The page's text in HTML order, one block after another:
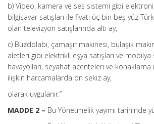
b) Video, kamera ve ses sistemi gibi
bilgisayar satışları ile fiyatı üç bin beş yüz
olan televizyon satışlarında altı ay,
c) Buzdolabı, çamaşır makinesi, bulaşık
aletleri gibi elektrikli eşya satışları ve mobilya
havayolları, seyahat acenteleri ve konaklama
ilişkin harcamalarda on sekiz ay,
olarak uygulanır.”
MADDE 2 – Bu Yönetmelik yayımı tarihinde